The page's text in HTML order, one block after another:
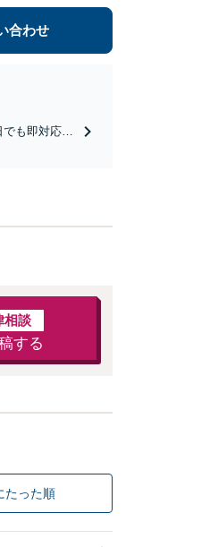
合わせ
も即対応！
相談
する
たった順